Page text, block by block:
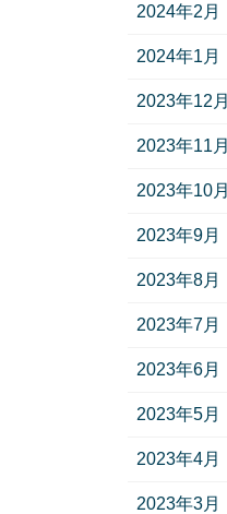
2024年2月
2024年1月
2023年12月
2023年11月
2023年10月
2023年9月
2023年8月
2023年7月
2023年6月
2023年5月
2023年4月
2023年3月